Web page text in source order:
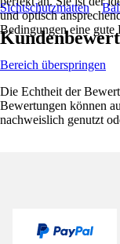
und optisch
Bedingungen eine gute
Sichtschutzmatten
Bereich überspringen
Die Echtheit der
Bewertungen können
nachweislich genutzt